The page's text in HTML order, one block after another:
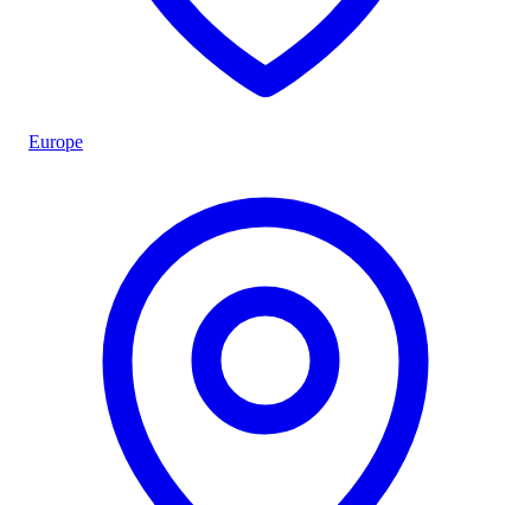
Europe